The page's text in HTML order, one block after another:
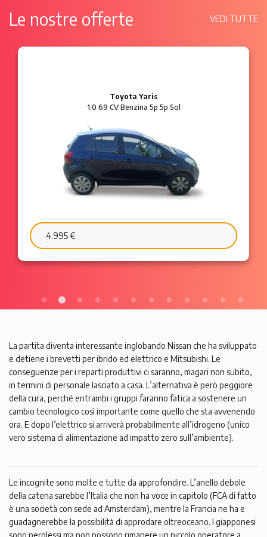
Le nostre offerte VEDI TUTTE
Ford Ka
1.2 8V 69 CV Benzina 3p Plus
6.595 €
La partita diventa interessante inglobando Nissan che ha sviluppato
e detiene i brevetti per ibrido ed elettrico e Mitsubishi. Le
conseguenze per i reparti produttivi ci saranno, magari non subito,
in termini di personale lasciato a casa. L’alternativa è però peggiore
della cura, perché entrambi i gruppi faranno fatica a sostenere un
cambio tecnologico così importante come quello che sta avvenendo
ora. E dopo l’elettrico si arriverà probabilmente all’idrogeno (unico
vero sistema di alimentazione ad impatto zero sull’ambiente).
Le incognite sono molte e tutte da approfondire. L’anello debole
della catena sarebbe l’Italia che non ha voce in capitolo (FCA di fatto
è una società con sede ad Amsterdam), mentre la Francia ne ha e
guadagnerebbe la possibilità di approdare oltreoceano. I giapponesi